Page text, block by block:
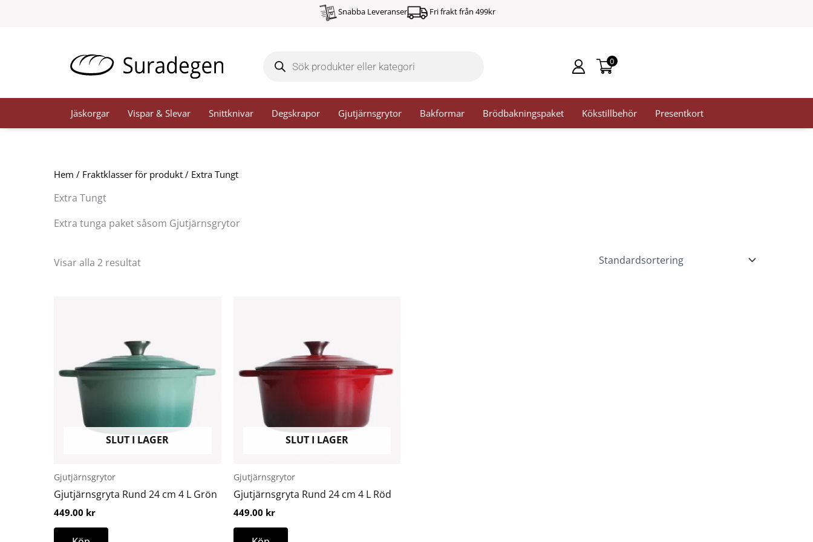
Snabba Leveranser Fri frakt från 499kr
search
0
Jäskorgar Vispar & Slevar Snittknivar Degskrapor Gjutjärnsgrytor Bakformar Brödbakningspaket Kökstillbehör Presentkort
Hem / Fraktklasser för produkt / Extra Tungt
Extra Tungt
Extra tunga paket såsom Gjutjärnsgrytor
Visar alla 2 resultat
SLUT I LAGER
Gjutjärnsgrytor
Gjutjärnsgryta Rund 24 cm 4 L Grön
449.00 kr
SLUT I LAGER
Gjutjärnsgrytor
Gjutjärnsgryta Rund 24 cm 4 L Röd
449.00 kr